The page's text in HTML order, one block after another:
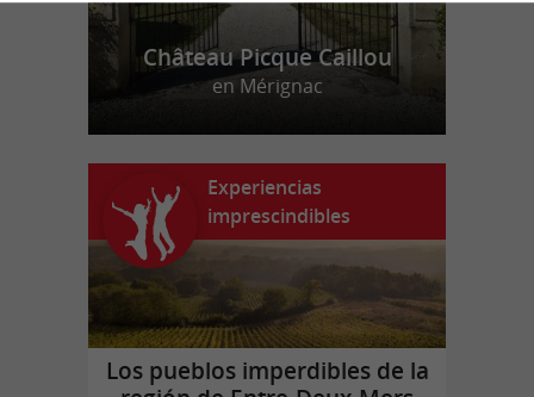
Château Picque Caillou
en Mérignac
Experiencias
imprescindibles
Los pueblos imperdibles de la